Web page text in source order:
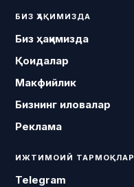
БИЗ ҲАҚИМИЗДА
Биз ҳақимизда
Қоидалар
Макфийлик
Бизнинг иловалар
Реклама
ИЖТИМОИЙ ТАРМОҚЛАР
Telegram